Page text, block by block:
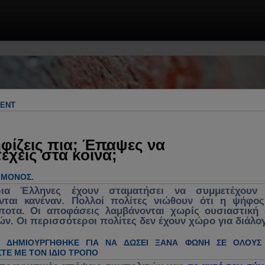
πρακτικές λύσεις. Πολιτική,
για ανασύνθεση κράτους, θεσμών &
κυβέρνηση, νομοσχέδια, νέα,
πια; Έπαψες να
στα κοινά;
ΜΌΝΟΣ.
Έλληνες έχουν σταματήσει να συμμετέχουν
κανέναν. Πολλοί πολίτες νιώθουν ότι η
Οι αποφάσεις λαμβάνονται χωρίς ουσιαστική
Οι περισσότεροι πολίτες δεν έχουν χώρο για
ΔΗΜΙΟΥΡΓΉΘΗΚΕ ΓΙΑ ΝΑ ΔΏΣΕΙ ΞΑΝΆ ΦΩΝΉ ΣΕ
ΜΕ ΤΟΝ ΊΔΙΟ ΤΡΌΠΟ